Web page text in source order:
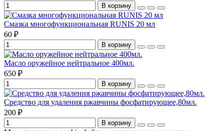
В корзину
Смазка многофункциональная RUNIS 20 мл
60 ₽
В корзину
Масло оружейное нейтральное 400мл.
650 ₽
В корзину
Средство для удаления ржавчины фосфатирующее,80мл.
200 ₽
В корзину